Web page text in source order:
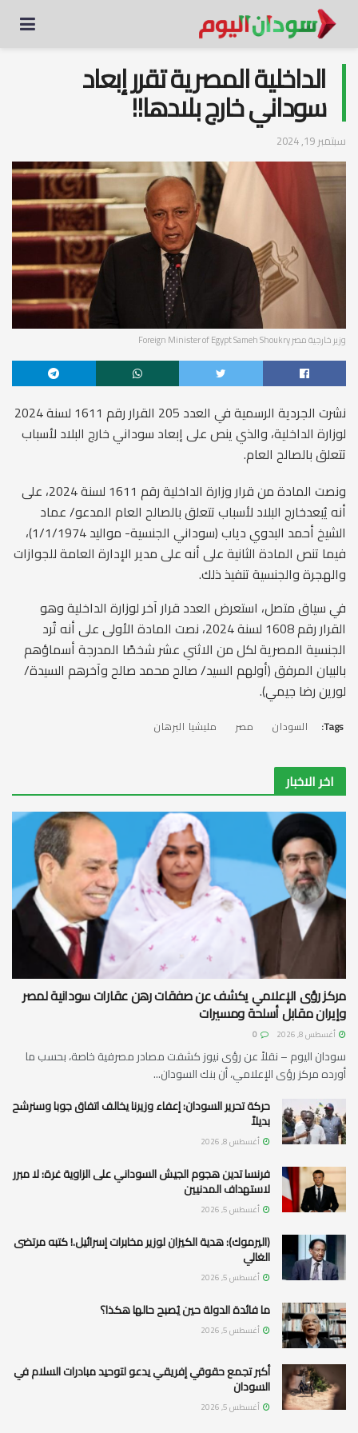
الداخلية المصرية تقرر إبعاد
سوداني خارج بلادها!!
سبتمبر 19, 2024
وزير خارجية مصر Foreign Minister of Egypt Sameh Shoukry
نشرت الجردية الرسمية في العدد 205 القرار رقم 1611 لسنة 2024
لوزارة الداخلية، والذي ينص على إبعاد سوداني خارج البلاد لأسباب
تتعلق بالصالح العام.
ونصت المادة من قرار وزارة الداخلية رقم 1611 لسنة 2024، على
أنه يُبعدخارج البلاد لأسباب تتعلق بالصالح العام المدعو/ عماد
الشيخ أحمد البدوي دياب (سوداني الجنسية- مواليد 1/1/1974)،
فيما تنص المادة الثانية على أنه على مدير الإدارة العامة للجوازات
والهجرة والجنسية تنفيذ ذلك.
في سياق متصل، استعرض العدد قرار آخر لوزارة الداخلية وهو
القرار رقم 1608 لسنة 2024، نصت المادة الأولى على أنه تُرد
الجنسية المصرية لكل من الاثني عشر شخصًا المدرجة أسماؤهم
بالبيان المرفق (أولهم السيد/ صالح محمد صالح وآخرهم السيدة/
لورين رضا جيمي).
Tags: السودان مصر مليشيا البرهان
اخر الاخبار
مركز رؤى الإعلامي يكشف عن صفقات رهن عقارات سودانية لمصر
وإيران مقابل أسلحة ومسيرات
أغسطس 8, 2026
سودان اليوم – نقلاً عن رؤى نيوز كشفت مصادر مصرفية خاصة، بحسب ما
أورده مركز رؤى الإعلامي، أن بنك السودان...
حركة تحرير السودان: إعفاء وزيرنا يخالف اتفاق جوبا وسنرشح
بديلاً
أغسطس 8, 2026
فرنسا تدين هجوم الجيش السوداني على الزاوية غرة: لا مبرر
لاستهداف المدنيين
أغسطس 5, 2026
(اليرموك): هدية الكيزان لوزير مخابرات إسرائيل.! كتبه مرتضى
الغالي
أغسطس 5, 2026
ما فائدة الدولة حين يُصبح حالها هكذا؟
أغسطس 5, 2026
أكبر تجمع حقوقي إفريقي يدعو لتوحيد مبادرات السلام في
السودان
أغسطس 5, 2026